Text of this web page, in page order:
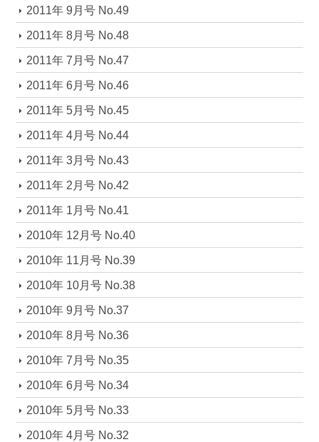
2011年 9月号 No.49
2011年 8月号 No.48
2011年 7月号 No.47
2011年 6月号 No.46
2011年 5月号 No.45
2011年 4月号 No.44
2011年 3月号 No.43
2011年 2月号 No.42
2011年 1月号 No.41
2010年 12月号 No.40
2010年 11月号 No.39
2010年 10月号 No.38
2010年 9月号 No.37
2010年 8月号 No.36
2010年 7月号 No.35
2010年 6月号 No.34
2010年 5月号 No.33
2010年 4月号 No.32